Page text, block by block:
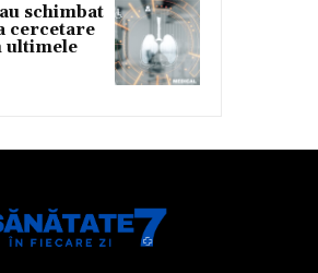
schimbat
cercetare
ultimele